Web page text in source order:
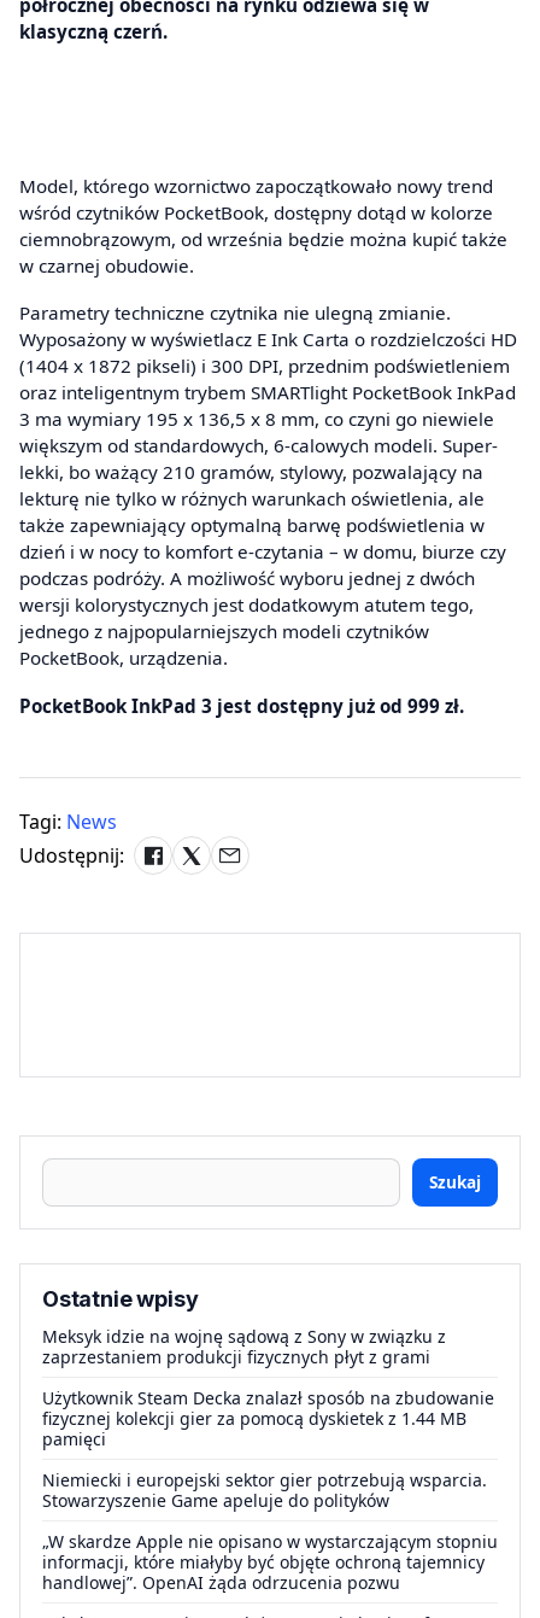
klasyczną czerń.
Model, którego wzornictwo zapoczątkowało nowy trend
wśród czytników PocketBook, dostępny dotąd w kolorze
ciemnobrązowym, od września będzie można kupić także
w czarnej obudowie.
Parametry techniczne czytnika nie ulegną zmianie.
Wyposażony w wyświetlacz E Ink Carta o rozdzielczości HD
(1404 x 1872 pikseli) i 300 DPI, przednim podświetleniem
oraz inteligentnym trybem SMARTlight PocketBook InkPad
3 ma wymiary 195 x 136,5 x 8 mm, co czyni go niewiele
większym od standardowych, 6-calowych modeli. Super-
lekki, bo ważący 210 gramów, stylowy, pozwalający na
lekturę nie tylko w różnych warunkach oświetlenia, ale
także zapewniający optymalną barwę podświetlenia w
dzień i w nocy to komfort e-czytania – w domu, biurze czy
podczas podróży. A możliwość wyboru jednej z dwóch
wersji kolorystycznych jest dodatkowym atutem tego,
jednego z najpopularniejszych modeli czytników
PocketBook, urządzenia.
PocketBook InkPad 3 jest dostępny już od 999 zł.
Tagi: News
Udostępnij:
Szukaj
Ostatnie wpisy
Meksyk idzie na wojnę sądową z Sony w związku z
zaprzestaniem produkcji fizycznych płyt z grami
Użytkownik Steam Decka znalazł sposób na zbudowanie
fizycznej kolekcji gier za pomocą dyskietek z 1.44 MB
pamięci
Niemiecki i europejski sektor gier potrzebują wsparcia.
Stowarzyszenie Game apeluje do polityków
„W skardze Apple nie opisano w wystarczającym stopniu
informacji, które miałyby być objęte ochroną tajemnicy
handlowej”. OpenAI żąda odrzucenia pozwu